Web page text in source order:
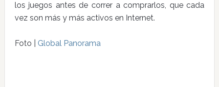
los juegos antes de correr a comprarlos, que cada
vez son más y más activos en Internet.
Foto | Global Panorama